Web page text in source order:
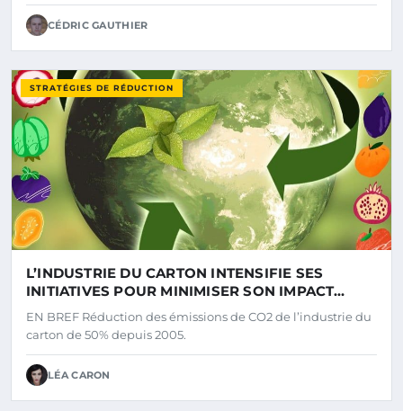
CÉDRIC GAUTHIER
STRATÉGIES DE RÉDUCTION
L’INDUSTRIE DU CARTON INTENSIFIE SES
INITIATIVES POUR MINIMISER SON IMPACT
ENVIRONNEMENTAL
EN BREF Réduction des émissions de CO2 de l’industrie du
carton de 50% depuis 2005.
LÉA CARON